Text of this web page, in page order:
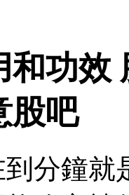
和功效
股吧
分鐘